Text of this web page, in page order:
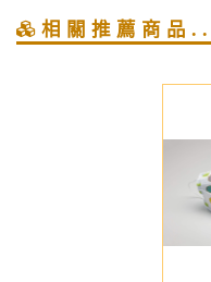
相關推薦商品